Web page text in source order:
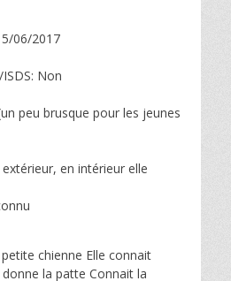
06/2017
Non
peu brusque pour les jeunes
en intérieur elle
chienne Elle connait
la patte Connait la